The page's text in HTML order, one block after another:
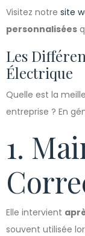
Visitez notre site
personnalisées
Les
Électrique
Quelle est la
entreprise ? En
1.
Elle intervient
souvent utilisée